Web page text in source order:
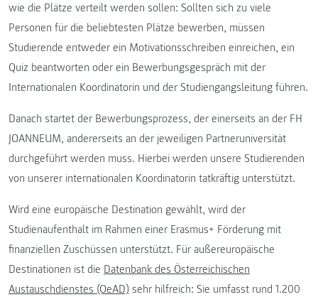
wie die Plätze verteilt werden sollen: Sollten sich zu viele
Personen für die beliebtesten Plätze bewerben, müssen
Studierende entweder ein Motivationsschreiben einreichen, ein
Quiz beantworten oder ein Bewerbungsgespräch mit der
Internationalen Koordinatorin und der Studiengangsleitung führen.
Danach startet der Bewerbungsprozess, der einerseits an der FH
JOANNEUM, andererseits an der jeweiligen Partneruniversität
durchgeführt werden muss. Hierbei werden unsere Studierenden
von unserer internationalen Koordinatorin tatkräftig unterstützt.
Wird eine europäische Destination gewählt, wird der
Studienaufenthalt im Rahmen einer Erasmus+ Förderung mit
finanziellen Zuschüssen unterstützt. Für außereuropäische
Destinationen ist die Datenbank des Österreichischen
Austauschdienstes (OeAD) sehr hilfreich: Sie umfasst rund 1.200